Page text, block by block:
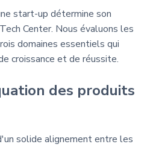
start-up détermine son
Center. Nous évaluons les
domaines essentiels qui
croissance et de réussite.
des produits
solide alignement entre les